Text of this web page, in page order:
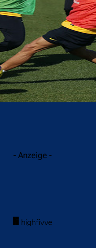
- Anzeige -